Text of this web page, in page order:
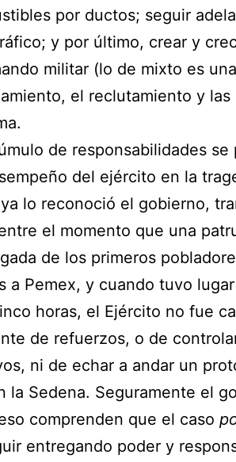
por ductos; seguir
y por último, crear y
militar (lo de mixto es
el reclutamiento y las
de responsabilidades
del ejército en la
lo reconoció el gobierno,
el momento que una
de los primeros
a Pemex, y cuando tuvo
horas, el Ejército no fue
de refuerzos, o de
ni de echar a andar un
la Sedena. Seguramente el
comprenden que el caso
entregando poder y